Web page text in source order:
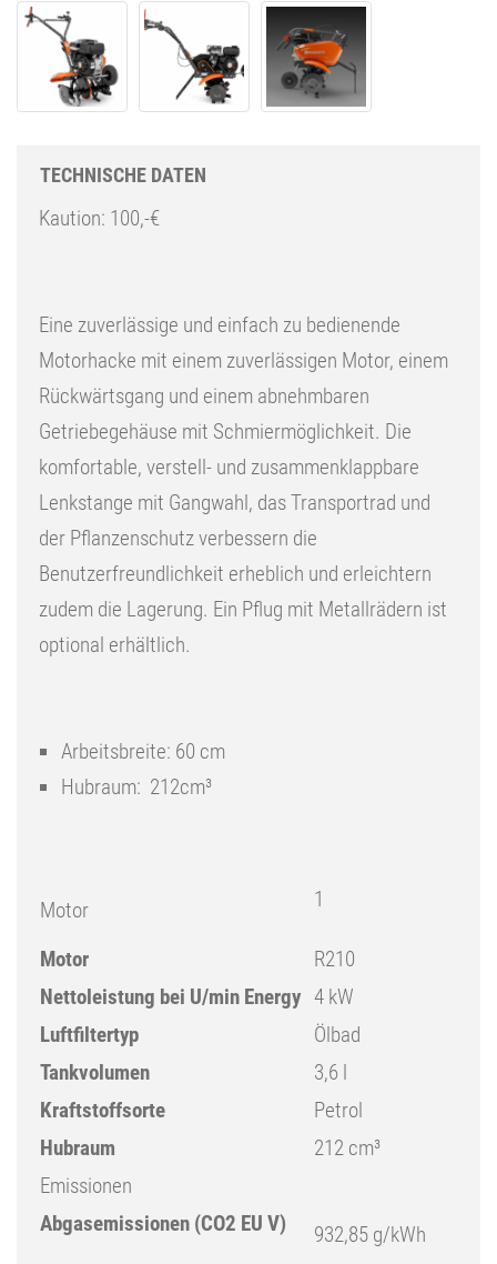
TECHNISCHE DATEN
Kaution: 100,-€
Eine zuverlässige und einfach zu bedienende
Motorhacke mit einem zuverlässigen Motor, einem
Rückwärtsgang und einem abnehmbaren
Getriebegehäuse mit Schmiermöglichkeit. Die
komfortable, verstell- und zusammenklappbare
Lenkstange mit Gangwahl, das Transportrad und
der Pflanzenschutz verbessern die
Benutzerfreundlichkeit erheblich und erleichtern
zudem die Lagerung. Ein Pflug mit Metallrädern ist
optional erhältlich.
Arbeitsbreite: 60 cm
Hubraum: 212cm³
Motor 1
Motor
R210
Nettoleistung bei U/min Energy 4 kW
Luftfiltertyp
Ölbad
Tankvolumen
3,6 l
Kraftstoffsorte
Petrol
Hubraum
212 cm³
Emissionen
Abgasemissionen (CO2 EU V)
932,85 g/kWh